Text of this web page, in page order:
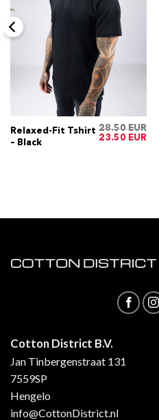
Relaxed-Fit Tshirt
– Black
28.50
23.50
Cotton District B.V.
Jan Tinbergenstraat 131
7559SP
Hengelo
info@CottonDistrict.nl